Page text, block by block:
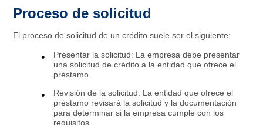
Proceso de solicitud
El proceso de solicitud de un crédito suele ser el siguiente:
Presentar la solicitud: La empresa debe presentar
una solicitud de crédito a la entidad que ofrece el
préstamo.
Revisión de la solicitud: La entidad que ofrece el
préstamo revisará la solicitud y la documentación
para determinar si la empresa cumple con los
requisitos.